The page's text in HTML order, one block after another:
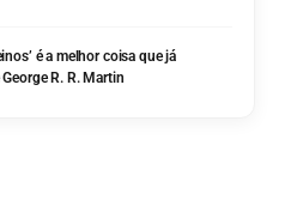
é a melhor coisa que já
R. R. Martin